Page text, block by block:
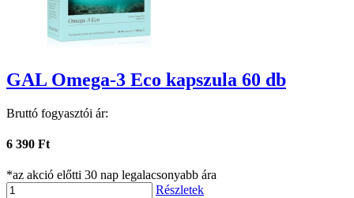
GAL Omega-3 Eco kapszula 60 db
Bruttó fogyasztói ár:
6 390 Ft
*az akció előtti 30 nap legalacsonyabb ára
Részletek